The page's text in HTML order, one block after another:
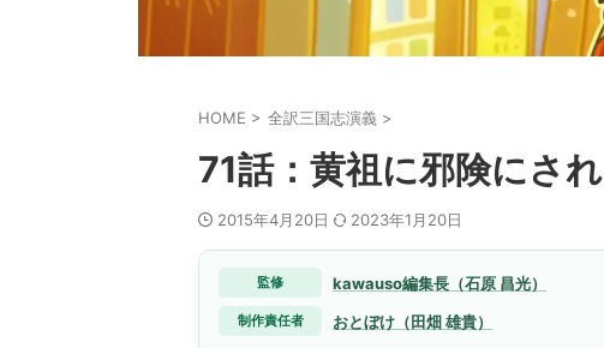
HOME > 全訳三国志演義 >
71話：黄祖に邪険にさ
2015年4月20日 2023年1月20日
監修 kawauso編集長（石原 昌光）
制作責任者 おとぼけ（田畑 雄貴）